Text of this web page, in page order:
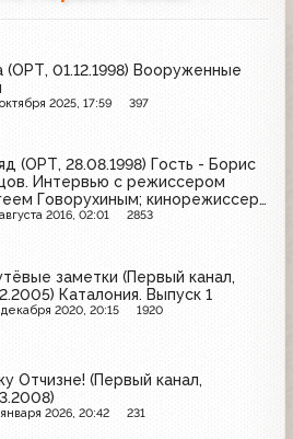
(ОРТ, 01.12.1998) Вооруженные
2025, 17:59 397
(ОРТ, 28.08.1998) Гость - Борис
Интервью с режиссером
Говорухиным; кинорежиссер
Сельянов об экономических
2016, 02:01 2853
заметки (Первый канал,
Каталония. Выпуск 1
2020, 20:15 1920
Отчизне! (Первый канал,
2026, 20:42 231